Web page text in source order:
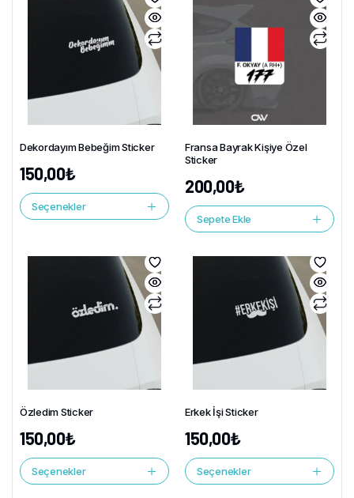
Dekordayım Bebeğim Sticker
150,00₺
Seçenekler
Fransa Bayrak Kişiye Özel
Sticker
200,00₺
Sepete Ekle
Özledim Sticker
150,00₺
Seçenekler
Erkek İşi Sticker
150,00₺
Seçenekler